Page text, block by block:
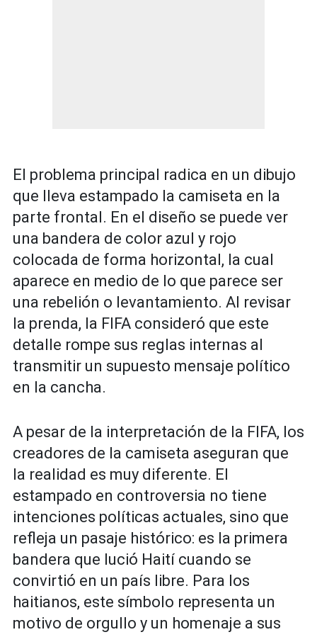
El problema principal radica en un dibujo
que lleva estampado la camiseta en la
parte frontal. En el diseño se puede ver
una bandera de color azul y rojo
colocada de forma horizontal, la cual
aparece en medio de lo que parece ser
una rebelión o levantamiento. Al revisar
la prenda, la FIFA consideró que este
detalle rompe sus reglas internas al
transmitir un supuesto mensaje político
en la cancha.
A pesar de la interpretación de la FIFA, los
creadores de la camiseta aseguran que
la realidad es muy diferente. El
estampado en controversia no tiene
intenciones políticas actuales, sino que
refleja un pasaje histórico: es la primera
bandera que lució Haití cuando se
convirtió en un país libre. Para los
haitianos, este símbolo representa un
motivo de orgullo y un homenaje a sus